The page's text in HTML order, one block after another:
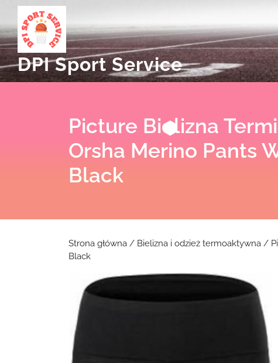
content
DPI Sport Service
Picture Bielizna
Orsha Merino Pants
Black
Strona główna / Bielizna i odzież termoaktywna /
Black